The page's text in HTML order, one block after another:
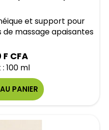
et support pour
massage apaisantes
F CFA
100 ml
PANIER